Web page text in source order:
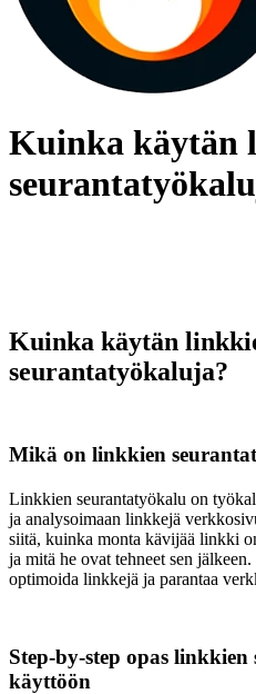
Kuinka käytän
Kuinka käytän
seurantatyökaluja?
Mikä on linkkien
Linkkien seurantatyökalu on
ja analysoimaan linkkejä
siitä, kuinka monta kävijää linkki
ja mitä he ovat tehneet sen
optimoida linkkejä ja parantaa
Step-by-step opas
käyttöön